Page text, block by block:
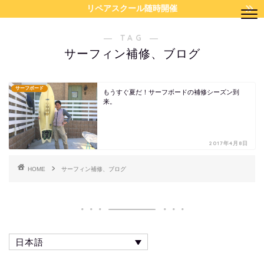
リペアスクール随時開催
― TAG ―
サーフィン補修、ブログ
サーフボード
もうすぐ夏だ！サーフボードの補修シーズン到
来。
2017年4月8日
HOME サーフィン補修、ブログ
日本語